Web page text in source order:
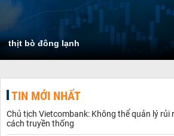
thịt bò đông lạnh
TIN MỚI NHẤT
Chủ tịch Vietcombank: Không thể quản lý rủi
cách truyền thống